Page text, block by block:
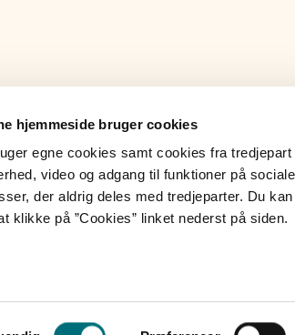
hjemmeside bruger cookies
egne cookies samt cookies fra
video og adgang til funktioner på
der aldrig deles med tredjeparter. Du
klikke på ”Cookies” linket nederst på siden.
Tilgængelighedserklæring